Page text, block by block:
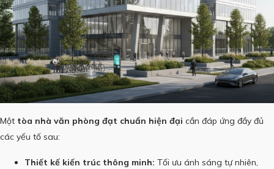
Một tòa nhà văn phòng đạt chuẩn hiện đại cần đáp ứng đầy đủ
các yếu tố sau:
Thiết kế kiến trúc thông minh: Tối ưu ánh sáng tự nhiên,